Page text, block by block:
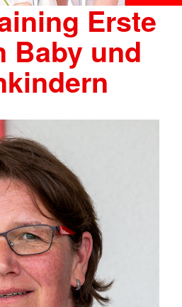
Erste
Baby und